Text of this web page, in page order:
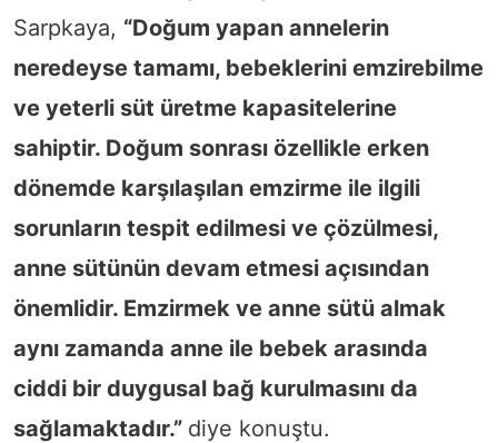
Sarpkaya, “Doğum yapan annelerin
neredeyse tamamı, bebeklerini emzirebilme
ve yeterli süt üretme kapasitelerine
sahiptir. Doğum sonrası özellikle erken
dönemde karşılaşılan emzirme ile ilgili
sorunların tespit edilmesi ve çözülmesi,
anne sütünün devam etmesi açısından
önemlidir. Emzirmek ve anne sütü almak
aynı zamanda anne ile bebek arasında
ciddi bir duygusal bağ kurulmasını da
sağlamaktadır.” diye konuştu.